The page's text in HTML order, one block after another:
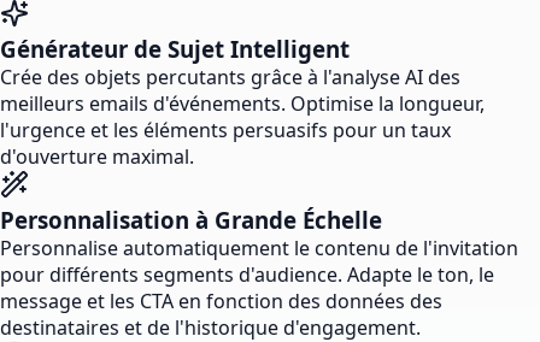
Générateur de Sujet Intelligent
Crée des objets percutants grâce à l'analyse AI des
meilleurs emails d'événements. Optimise la longueur,
l'urgence et les éléments persuasifs pour un taux
d'ouverture maximal.
Personnalisation à Grande Échelle
Personnalise automatiquement le contenu de l'invitation
pour différents segments d'audience. Adapte le ton, le
message et les CTA en fonction des données des
destinataires et de l'historique d'engagement.